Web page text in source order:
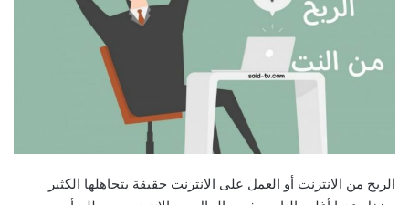
الربح من الانترنت أو العمل على الانترنت حقيقة يتجاهلها الكثير